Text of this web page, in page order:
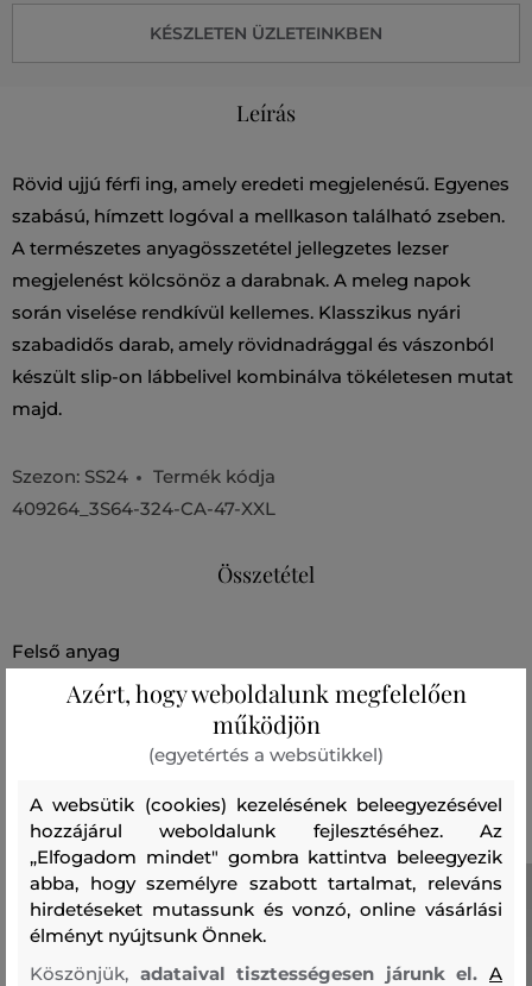
KÉSZLETEN ÜZLETEINKBEN
Leírás
Rövid ujjú férfi ing, amely eredeti megjelenésű. Egyenes
szabású, hímzett logóval a mellkason található zseben.
A természetes anyagösszetétel jellegzetes lezser
megjelenést kölcsönöz a darabnak. A meleg napok
során viselése rendkívül kellemes. Klasszikus nyári
szabadidős darab, amely rövidnadrággal és vászonból
készült slip-on lábbelivel kombinálva tökéletesen mutat
majd.
Szezon: SS24
Termék kódja
409264_3S64-324-CA-47-XXL
Összetétel
felső anyag
100 %Azért, hogy weboldalunk megfelelően
működjön
(egyetértés a websütikkel)
A websütik (cookies) kezelésének beleegyezésével
hozzájárul weboldalunk fejlesztéséhez. Az
„Elfogadom mindet" gombra kattintva beleegyezik
abba, hogy személyre szabott tartalmat, releváns
hirdetéseket mutassunk és vonzó, online vásárlási
élményt nyújtsunk Önnek.
Köszönjük, adataival tisztességesen járunk el.A